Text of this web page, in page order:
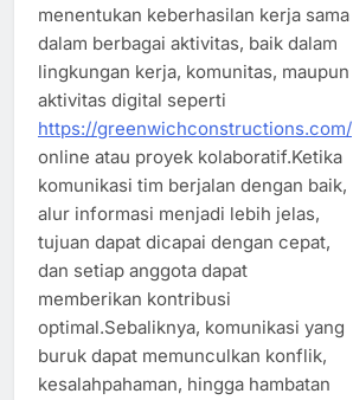
menentukan keberhasilan kerja sama
dalam berbagai aktivitas, baik dalam
lingkungan kerja, komunitas, maupun
aktivitas digital seperti
https://greenwichconstructions.com/
online atau proyek kolaboratif.Ketika
komunikasi tim berjalan dengan baik,
alur informasi menjadi lebih jelas,
tujuan dapat dicapai dengan cepat,
dan setiap anggota dapat
memberikan kontribusi
optimal.Sebaliknya, komunikasi yang
buruk dapat memunculkan konflik,
kesalahpahaman, hingga hambatan